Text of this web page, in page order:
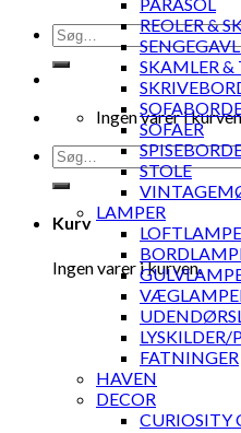
Søg
efter:
Ingen varer i
Søg
efter:
Kurv
Ingen varer i kurven.
REOLER &
SKAMLER &
SOFAER
STOLE
LAMPER
LYSKILDER/
FATNINGER
HAVEN
DECOR
CURIOSITY